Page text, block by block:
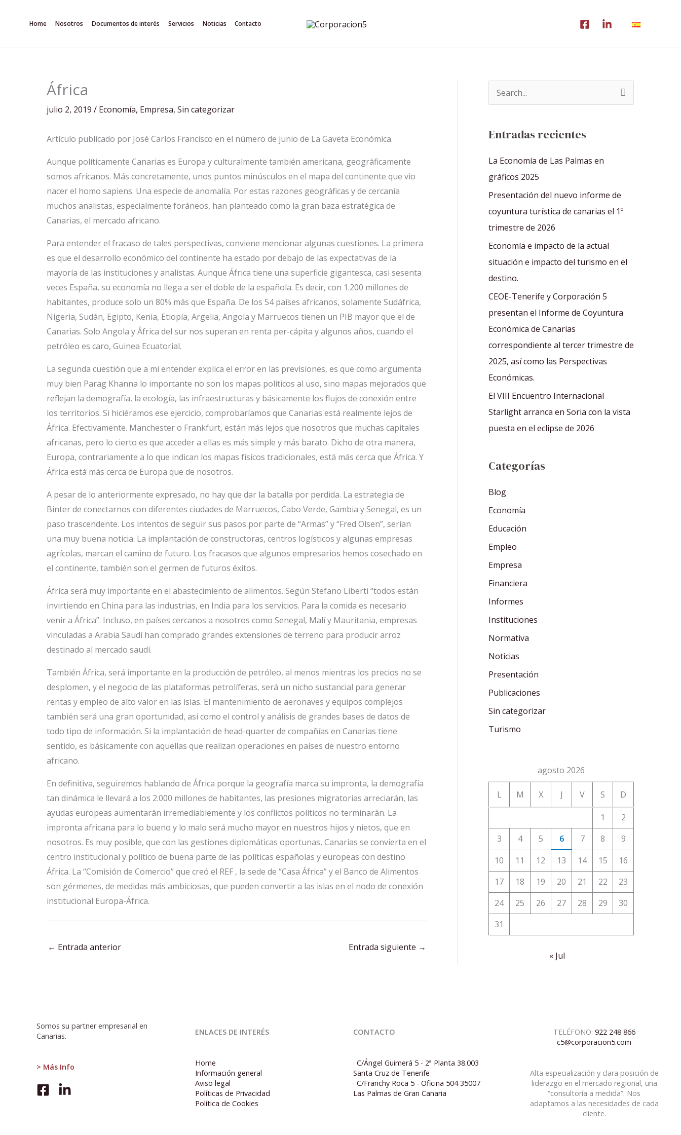
Home Nosotros Documentos de interés Servicios Noticias Contacto
África
julio 2, 2019 / Economía, Empresa, Sin categorizar
Artículo publicado por José Carlos Francisco en el número de junio de La Gaveta Económica.
Aunque políticamente Canarias es Europa y culturalmente también americana, geográficamente
somos africanos. Más concretamente, unos puntos minúsculos en el mapa del continente que vio
nacer el homo sapiens. Una especie de anomalía. Por estas razones geográficas y de cercanía
muchos analistas, especialmente foráneos, han planteado como la gran baza estratégica de
Canarias, el mercado africano.
Para entender el fracaso de tales perspectivas, conviene mencionar algunas cuestiones. La primera
es que el desarrollo económico del continente ha estado por debajo de las expectativas de la
mayoría de las instituciones y analistas. Aunque África tiene una superficie gigantesca, casi sesenta
veces España, su economía no llega a ser el doble de la española. Es decir, con 1.200 millones de
habitantes, produce solo un 80% más que España. De los 54 países africanos, solamente Sudáfrica,
Nigeria, Sudán, Egipto, Kenia, Etiopía, Argelia, Angola y Marruecos tienen un PIB mayor que el de
Canarias. Solo Angola y África del sur nos superan en renta per-cápita y algunos años, cuando el
petróleo es caro, Guinea Ecuatorial.
La segunda cuestión que a mi entender explica el error en las previsiones, es que como argumenta
muy bien Parag Khanna lo importante no son los mapas políticos al uso, sino mapas mejorados que
reflejan la demografía, la ecología, las infraestructuras y básicamente los flujos de conexión entre
los territorios. Si hiciéramos ese ejercicio, comprobaríamos que Canarias está realmente lejos de
África. Efectivamente. Manchester o Frankfurt, están más lejos que nosotros que muchas capitales
africanas, pero lo cierto es que acceder a ellas es más simple y más barato. Dicho de otra manera,
Europa, contrariamente a lo que indican los mapas físicos tradicionales, está más cerca que África. Y
África está más cerca de Europa que de nosotros.
A pesar de lo anteriormente expresado, no hay que dar la batalla por perdida. La estrategia de
Binter de conectarnos con diferentes ciudades de Marruecos, Cabo Verde, Gambia y Senegal, es un
paso trascendente. Los intentos de seguir sus pasos por parte de “Armas” y “Fred Olsen”, serían
una muy buena noticia. La implantación de constructoras, centros logísticos y algunas empresas
agrícolas, marcan el camino de futuro. Los fracasos que algunos empresarios hemos cosechado en
el continente, también son el germen de futuros éxitos.
África será muy importante en el abastecimiento de alimentos. Según Stefano Liberti “todos están
invirtiendo en China para las industrias, en India para los servicios. Para la comida es necesario
venir a África”. Incluso, en países cercanos a nosotros como Senegal, Malí y Mauritania, empresas
vinculadas a Arabia Saudí han comprado grandes extensiones de terreno para producir arroz
destinado al mercado saudí.
También África, será importante en la producción de petróleo, al menos mientras los precios no se
desplomen, y el negocio de las plataformas petrolíferas, será un nicho sustancial para generar
rentas y empleo de alto valor en las islas. El mantenimiento de aeronaves y equipos complejos
también será una gran oportunidad, así como el control y análisis de grandes bases de datos de
todo tipo de información. Si la implantación de head-quarter de compañías en Canarias tiene
sentido, es básicamente con aquellas que realizan operaciones en países de nuestro entorno
africano.
En definitiva, seguiremos hablando de África porque la geografía marca su impronta, la demografía
tan dinámica le llevará a los 2.000 millones de habitantes, las presiones migratorias arreciarán, las
ayudas europeas aumentarán irremediablemente y los conflictos políticos no terminarán. La
impronta africana para lo bueno y lo malo será mucho mayor en nuestros hijos y nietos, que en
nosotros. Es muy posible, que con las gestiones diplomáticas oportunas, Canarias se convierta en el
centro institucional y político de buena parte de las políticas españolas y europeas con destino
África. La “Comisión de Comercio” que creó el REF , la sede de “Casa África” y el Banco de Alimentos
son gérmenes, de medidas más ambiciosas, que pueden convertir a las islas en el nodo de conexión
institucional Europa-África.
← Entrada anterior Entrada siguiente →
a
r
p
o
r
:
Entradas recientes
La Economía de Las Palmas en
gráficos 2025
Presentación del nuevo informe de
coyuntura turística de canarias el 1º
trimestre de 2026
Economía e impacto de la actual
situación e impacto del turismo en el
destino.
CEOE-Tenerife y Corporación 5
presentan el Informe de Coyuntura
Económica de Canarias
correspondiente al tercer trimestre de
2025, así como las Perspectivas
Económicas.
El VIII Encuentro Internacional
Starlight arranca en Soria con la vista
puesta en el eclipse de 2026
Categorías
Blog
Economía
Educación
Empleo
Empresa
Financiera
Informes
Instituciones
Normativa
Noticias
Presentación
Publicaciones
Sin categorizar
Turismo
agosto 2026
L M X J V S D
1
2
3
4 5 6 7 8
9
10
11 12 13 14 15
16
17
18 19 20 21 22
23
24
25 26 27 28 29
30
31
« Jul
Somos su partner empresarial en
Canarias.
> Más Info
África
ENLACES DE INTERÉS
Home
Información general
Aviso legal
Políticas de Privacidad
Política de Cookies
CONTACTO
· C/Ángel Guimerá 5 - 2ª Planta 38.003
Santa Cruz de Tenerife
· C/Franchy Roca 5 - Oficina 504 35007
Las Palmas de Gran Canaria
TELÉFONO: 922 248 866
c5@corporacion5.com
Alta especialización y clara posición de
liderazgo en el mercado regional, una
“consultoría a medida”. Nos
adaptamos a las necesidades de cada
cliente.